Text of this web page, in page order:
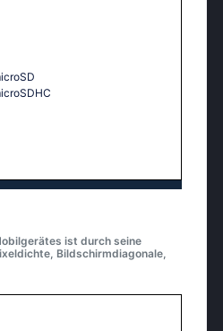
ist durch seine
Bildschirmdiagonale,